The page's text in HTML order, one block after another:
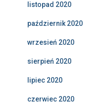
listopad 2020
październik 2020
wrzesień 2020
sierpień 2020
lipiec 2020
czerwiec 2020